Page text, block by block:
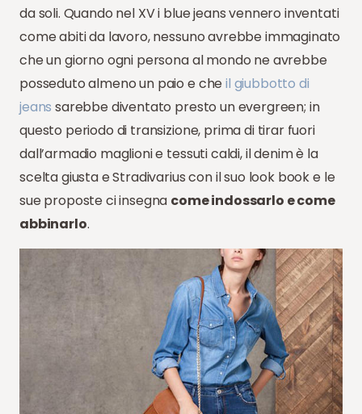
da soli. Quando nel XV i blue jeans vennero inventati
come abiti da lavoro, nessuno avrebbe immaginato
che un giorno ogni persona al mondo ne avrebbe
posseduto almeno un paio e cheil giubbotto di
jeans sarebbe diventato presto un evergreen; in
questo periodo di transizione, prima di tirar fuori
dall’armadio maglioni e tessuti caldi, il denim è la
scelta giusta e Stradivarius con il suo look book e le
sue proposte ci insegna come indossarlo e come
abbinarlo.